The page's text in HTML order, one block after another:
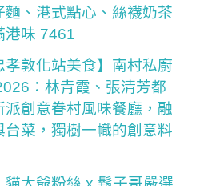
麵、港式點心、絲襪奶茶
港味 7461
孝敦化站美食】南村私廚
：林青霞、張清芳都
派創意眷村風味餐廳，融
台菜，獨樹一幟的創意料